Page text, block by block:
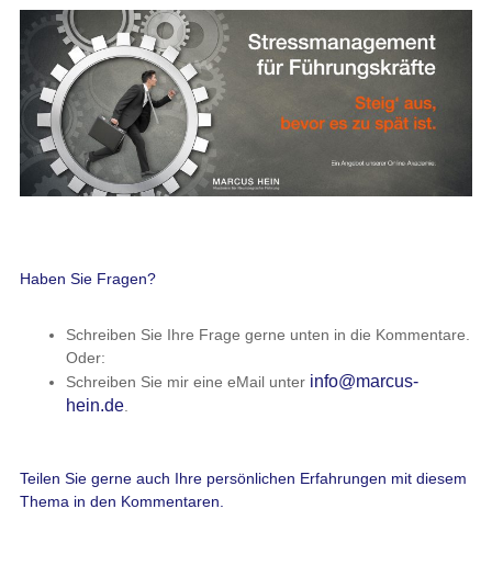
Haben Sie Fragen?
Schreiben Sie Ihre Frage gerne unten in die Kommentare.
Oder:
Schreiben Sie mir eine eMail unter info@marcus-
hein.de.
Teilen Sie gerne auch Ihre persönlichen Erfahrungen mit diesem
Thema in den Kommentaren.